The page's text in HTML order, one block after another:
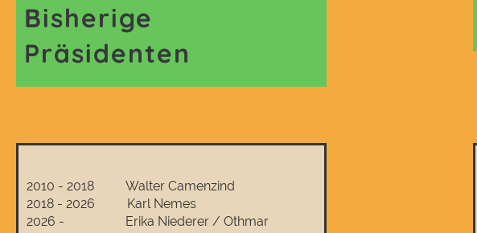
Bisherige
Präsidenten
2010 - 2018 Walter Camenzind
2018 - 2026 Karl Nemes
2026 - Erika Niederer / Othmar